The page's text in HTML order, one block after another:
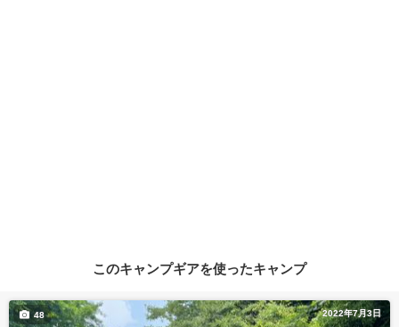
このキャンプギアを使ったキャンプ
2022年7月3日
48